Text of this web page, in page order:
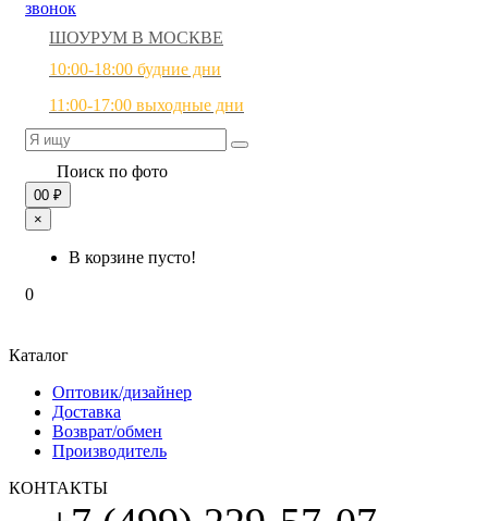
звонок
ШОУРУМ В МОСКВЕ
10:00-18:00 будние дни
11:00-17:00 выходные дни
Поиск по фото
00 ₽
×
В корзине пусто!
0
Каталог
Оптовик/дизайнер
Доставка
Возврат/обмен
Производитель
КОНТАКТЫ